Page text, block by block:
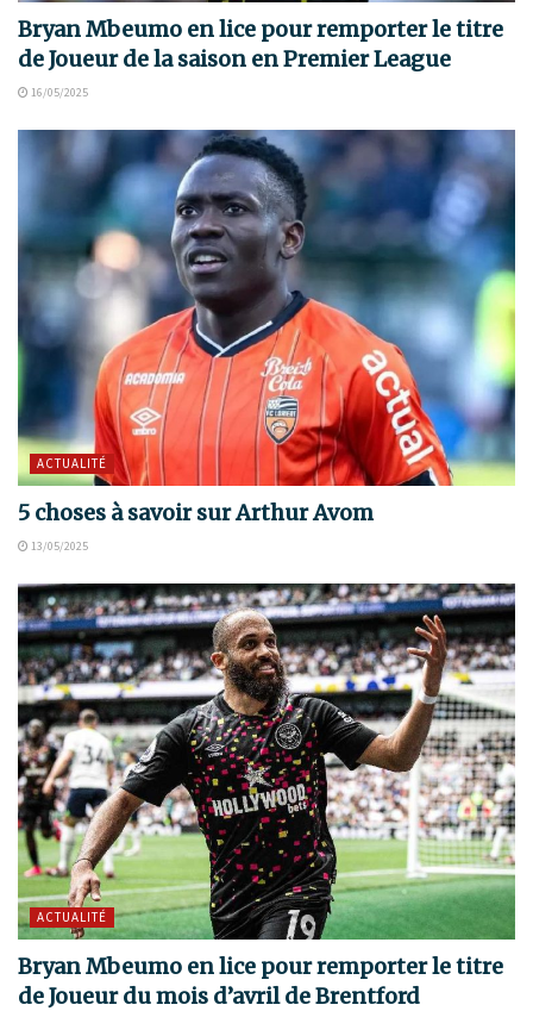
Bryan Mbeumo en lice pour remporter le titre
de Joueur de la saison en Premier League
16/05/2025
ACTUALITÉ
5 choses à savoir sur Arthur Avom
13/05/2025
ACTUALITÉ
Bryan Mbeumo en lice pour remporter le titre
de Joueur du mois d’avril de Brentford